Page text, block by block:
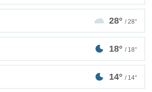
28° / 28°
18° / 18°
14° / 14°